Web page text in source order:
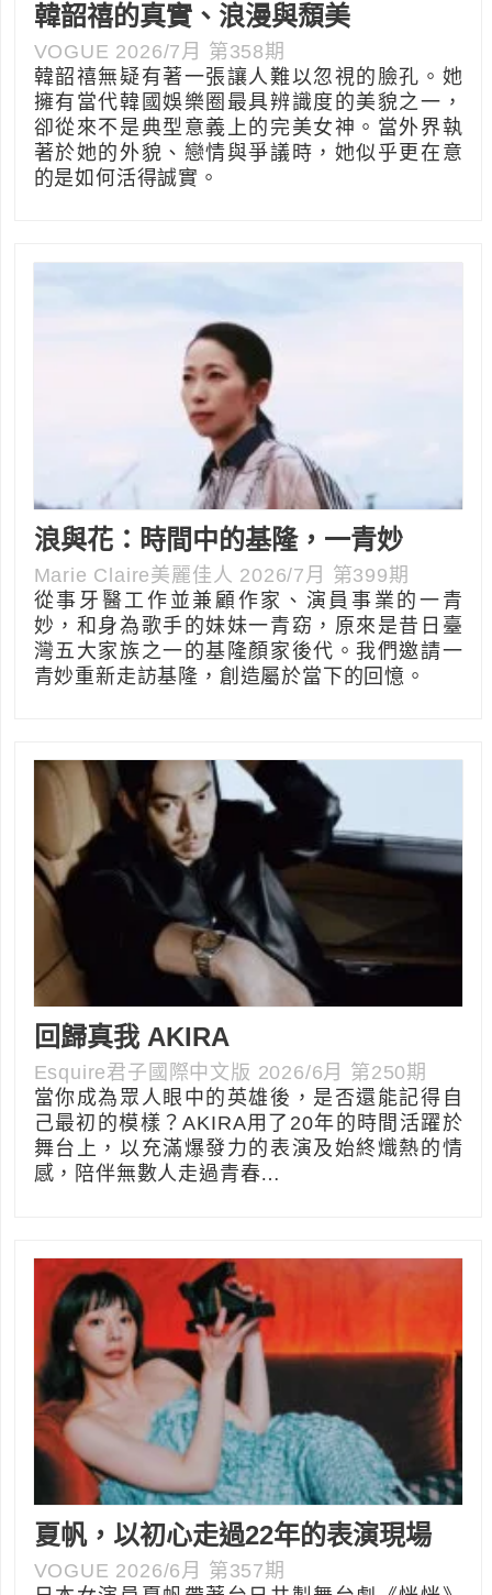
韓韶禧的真實、浪漫與頹美
VOGUE 2026/7月 第358期
韓韶禧無疑有著一張讓人難以忽視的臉孔。她
擁有當代韓國娛樂圈最具辨識度的美貌之一，
卻從來不是典型意義上的完美女神。當外界執
著於她的外貌、戀情與爭議時，她似乎更在意
的是如何活得誠實。
浪與花：時間中的基隆，一青妙
Marie Claire美麗佳人 2026/7月 第399期
從事牙醫工作並兼顧作家、演員事業的一青
妙，和身為歌手的妹妹一青窈，原來是昔日臺
灣五大家族之一的基隆顏家後代。我們邀請一
青妙重新走訪基隆，創造屬於當下的回憶。
回歸真我 AKIRA
Esquire君子國際中文版 2026/6月 第250期
當你成為眾人眼中的英雄後，是否還能記得自
己最初的模樣？AKIRA用了20年的時間活躍於
舞台上，以充滿爆發力的表演及始終熾熱的情
感，陪伴無數人走過青春…
夏帆，以初心走過22年的表演現場
VOGUE 2026/6月 第357期